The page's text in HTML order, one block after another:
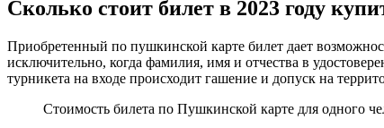
Сколько стоит билет в 2023 году
Приобретенный по пушкинской карте билет дает
исключительно, когда фамилия, имя и отчества в
турникета на входе происходит гашение и допуск на
Стоимость билета по Пушкинской карте для одного